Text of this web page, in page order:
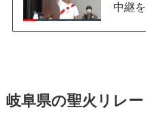
中継
岐阜県の聖火リレー